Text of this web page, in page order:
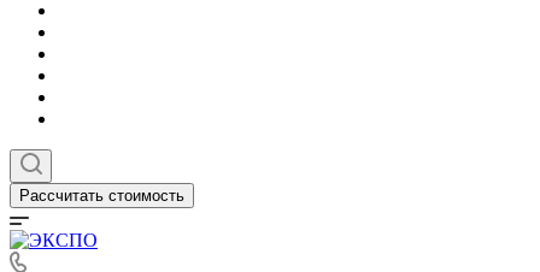
Рассчитать стоимость